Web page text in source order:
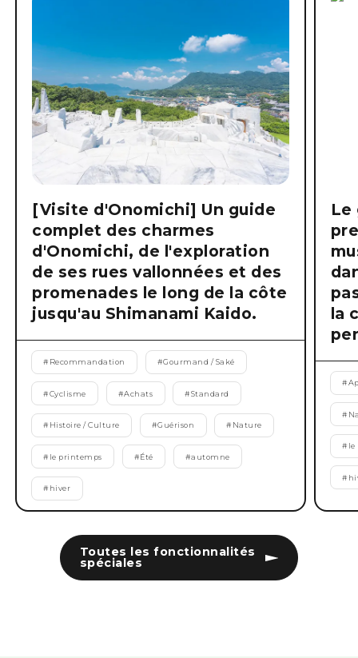
Toutes les fonctionnalités
spéciales
[Visite d'Onomichi] Un guide
complet des charmes
d'Onomichi, de l'exploration
de ses rues vallonnées et des
promenades le long de la côte
jusqu'au Shimanami Kaido.
# Recommandation #Gourmand / Saké
#Cyclisme #Achats #Standard
# Histoire / Culture #Guérison # Nature
# le printemps #Été #automne
# hiver
Le
la
#
#
#
#